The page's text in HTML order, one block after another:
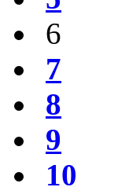
6
7
8
9
10